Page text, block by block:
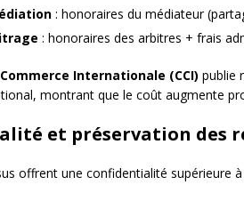
: honoraires du médiateur
: honoraires des arbitres + frais
Internationale (CCI) publie
montrant que le coût augmente
et préservation des
offrent une confidentialité supérieure